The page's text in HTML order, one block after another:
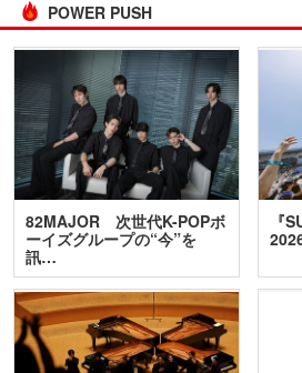
POWER PUSH
82MAJOR 次世代K-POPボ
ーイズグループの“今”を
訊…
『